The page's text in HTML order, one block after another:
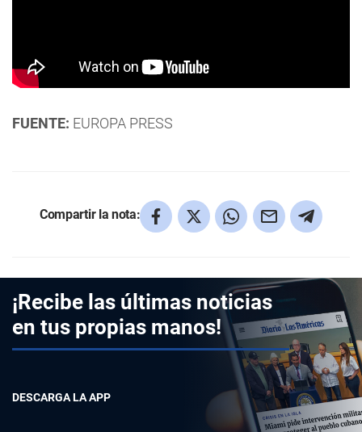
FUENTE: EUROPA PRESS
Compartir la nota:
¡Recibe las últimas noticias
en tus propias manos!
DESCARGA LA APP